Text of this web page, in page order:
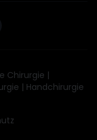
Chirurgie |
| Handchirurgie